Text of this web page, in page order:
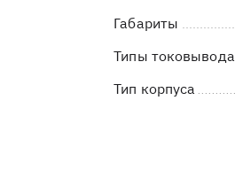
Габариты
Типы токовывода
Тип корпуса